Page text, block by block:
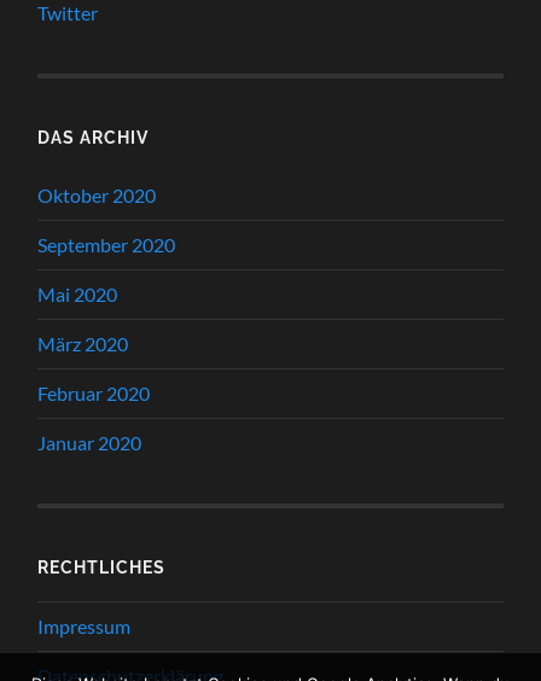
Twitter
DAS ARCHIV
Oktober 2020
September 2020
Mai 2020
März 2020
Februar 2020
Januar 2020
RECHTLICHES
Impressum
Datenschutzerklärung